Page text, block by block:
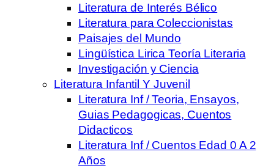
Literatura de Interés Bélico
Literatura para Coleccionistas
Paisajes del Mundo
Lingüística Lirica Teoría Literaria
Investigación y Ciencia
Literatura Infantil Y Juvenil
Literatura Inf / Teoria, Ensayos,
Guias Pedagogicas, Cuentos
Didacticos
Literatura Inf / Cuentos Edad 0 A 2
Años